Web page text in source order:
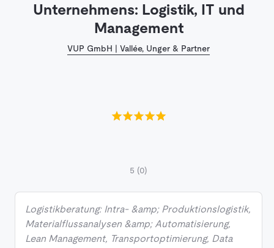
Unternehmens: Logistik, IT und
Management
VUP GmbH | Vallée, Unger & Partner
5 (0)
Logistikberatung: Intra- &amp; Produktionslogistik,
Materialflussanalysen &amp; Automatisierung,
Lean Management, Transportoptimierung, Data